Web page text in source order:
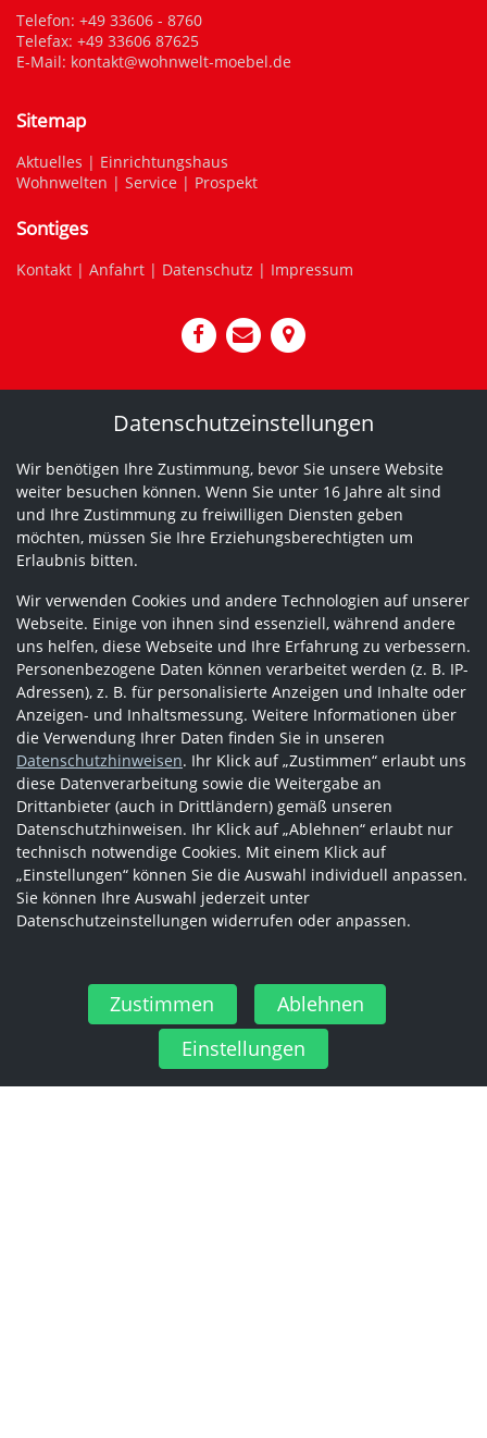
Telefon: +49 33606 - 8760
Telefax: +49 33606 87625
E-Mail: kontakt@wohnwelt-moebel.de
Sitemap
Aktuelles | Einrichtungshaus
Wohnwelten | Service | Prospekt
Sontiges
Kontakt | Anfahrt | Datenschutz | Impressum
Datenschutzeinstellungen
Wir benötigen Ihre Zustimmung, bevor Sie unsere Website
weiter besuchen können. Wenn Sie unter 16 Jahre alt sind
und Ihre Zustimmung zu freiwilligen Diensten geben
möchten, müssen Sie Ihre Erziehungsberechtigten um
Erlaubnis bitten.
Wir verwenden Cookies und andere Technologien auf unserer
Webseite. Einige von ihnen sind essenziell, während andere
uns helfen, diese Webseite und Ihre Erfahrung zu verbessern.
Personenbezogene Daten können verarbeitet werden (z. B. IP-
Adressen), z. B. für personalisierte Anzeigen und Inhalte oder
Anzeigen- und Inhaltsmessung. Weitere Informationen über
die Verwendung Ihrer Daten finden Sie in unseren
Datenschutzhinweisen. Ihr Klick auf „Zustimmen“ erlaubt uns
diese Datenverarbeitung sowie die Weitergabe an
Drittanbieter (auch in Drittländern) gemäß unseren
Datenschutzhinweisen. Ihr Klick auf „Ablehnen“ erlaubt nur
technisch notwendige Cookies. Mit einem Klick auf
„Einstellungen“ können Sie die Auswahl individuell anpassen.
Sie können Ihre Auswahl jederzeit unter
Datenschutzeinstellungen widerrufen oder anpassen.
Zustimmen
Ablehnen
Einstellungen